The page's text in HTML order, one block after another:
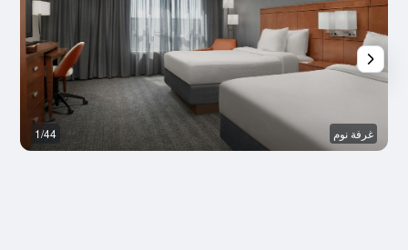
غرفة نوم 1/44